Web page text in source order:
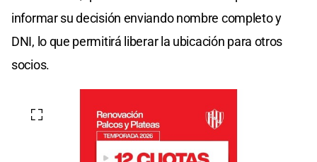
informar su decisión enviando nombre completo y
DNI, lo que permitirá liberar la ubicación para otros
socios.